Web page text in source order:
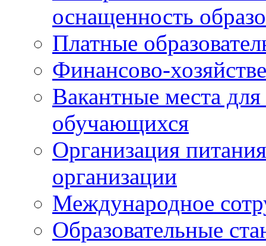
оснащенность
Платные
Финансово-
Вакантные места
обучающихся
Организация
организации
Международное
Образовательные